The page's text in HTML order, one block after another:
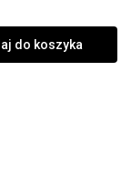
do koszyka